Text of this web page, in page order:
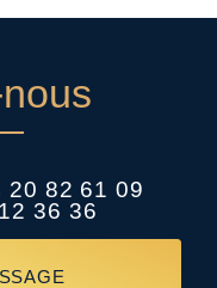
20 82 61 09
36 36